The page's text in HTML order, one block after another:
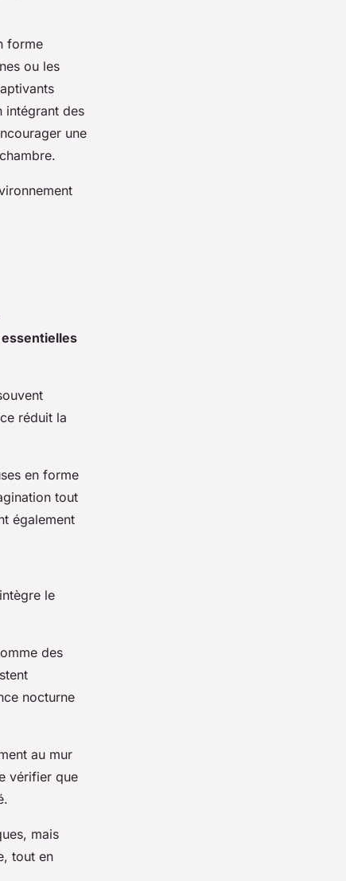
forme
ou les
intégrant des
une
réduit la
en forme
tout
également
le
des
nocturne
au mur
vérifier que
mais
tout en